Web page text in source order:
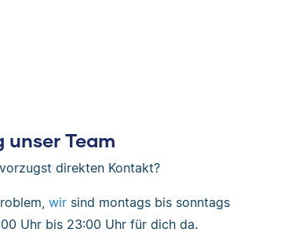
unser Team
direkten Kontakt?
wir sind montags bis sonntags
Uhr bis 23:00 Uhr für dich da.